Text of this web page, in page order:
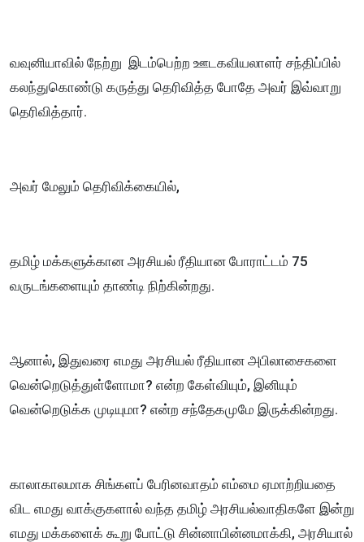
வவுனியாவில் நேற்று இடம்பெற்ற ஊடகவியலாளர் சந்திப்பில்
கலந்துகொண்டு கருத்து தெரிவித்த போதே அவர் இவ்வாறு
தெரிவித்தார்.
அவர் மேலும் தெரிவிக்கையில்,
தமிழ் மக்களுக்கான அரசியல் ரீதியான போராட்டம் 75
வருடங்களையும் தாண்டி நிற்கின்றது.
ஆனால், இதுவரை எமது அரசியல் ரீதியான அபிலாசைகளை
வென்றெடுத்துள்ளோமா? என்ற கேள்வியும், இனியும்
வென்றெடுக்க முடியுமா? என்ற சந்தேகமுமே இருக்கின்றது.
காலாகாலமாக சிங்களப் பேரினவாதம் எம்மை ஏமாற்றியதை
விட எமது வாக்குகளால் வந்த தமிழ் அரசியல்வாதிகளே இன்று
எமது மக்களைக் கூறு போட்டு சின்னாபின்னமாக்கி, அரசியால்